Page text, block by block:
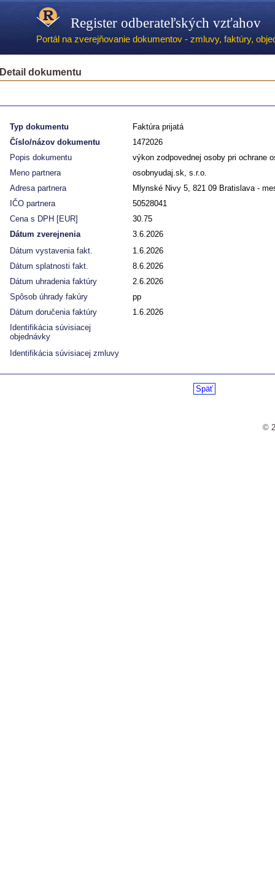
Register odberateľských vzťahov
Portál na zverejňovanie dokumentov - zmluvy, faktúry,
Detail dokumentu
Typ dokumentu
Faktúra prijatá
Číslo/názov dokumentu
1472026
Popis dokumentu
výkon zodpovednej osoby pri ochrane
Meno partnera
osobnyudaj.sk, s.r.o.
Adresa partnera
Mlynské Nivy 5, 821 09 Bratislava -
IČO partnera
50528041
Cena s DPH [EUR]
30.75
Dátum zverejnenia
3.6.2026
Dátum vystavenia fakt.
1.6.2026
Dátum splatnosti fakt.
8.6.2026
Dátum uhradenia faktúry
2.6.2026
Spôsob úhrady fakúry
pp
Dátum doručenia faktúry
1.6.2026
Identifikácia súvisiacej
objednávky
Identifikácia súvisiacej zmluvy
Späť
©